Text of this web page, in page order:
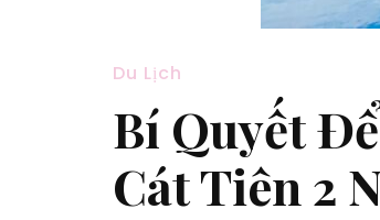
Du Lịch
Bí Quyết
Cát Tiên 2